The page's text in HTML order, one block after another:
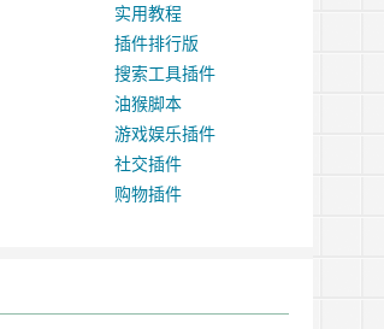
实用教程
插件排行版
搜索工具插件
油猴脚本
游戏娱乐插件
社交插件
购物插件